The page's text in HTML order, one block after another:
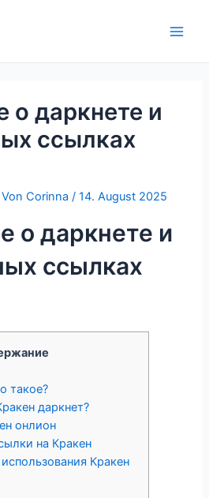
о даркнете и
ссылках
VonCorinna/14. August 2025
о даркнете и
ссылках
такое?
даркнет?
онлион
на Кракен
Кракен